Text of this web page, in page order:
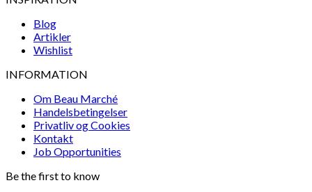
Blog
Artikler
Wishlist
INFORMATION
Om Beau Marché
Handelsbetingelser
Privatliv og Cookies
Kontakt
Job Opportunities
Be the first to know